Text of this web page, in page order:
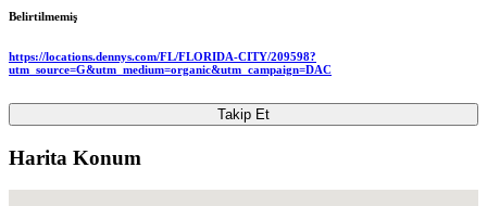
Belirtilmemiş
https://locations.dennys.com/FL/FLORIDA-CITY/209598?
utm_source=G&utm_medium=organic&utm_campaign=DAC
Takip Et
Harita Konum